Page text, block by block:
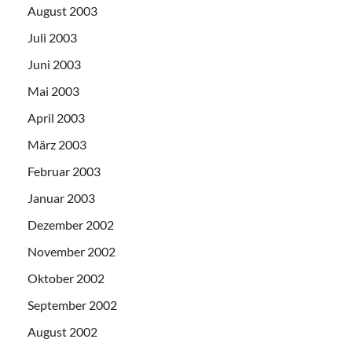
August 2003
Juli 2003
Juni 2003
Mai 2003
April 2003
März 2003
Februar 2003
Januar 2003
Dezember 2002
November 2002
Oktober 2002
September 2002
August 2002